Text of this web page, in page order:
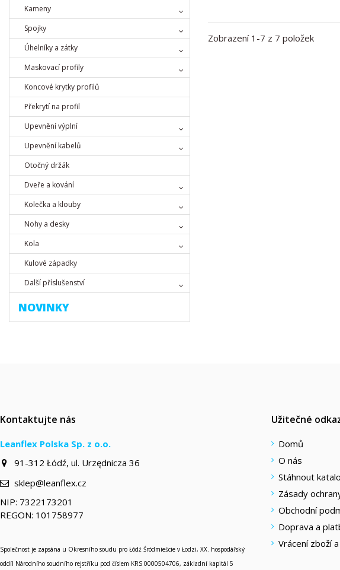
Zobrazení 1-7 z 7 položek
Kameny
Spojky
Úhelníky a zátky
Maskovací profily
Koncové krytky profilů
Překrytí na profil
Upevnění výplní
Upevnění kabelů
Otočný držák
Dveře a kování
Kolečka a klouby
Nohy a desky
Kola
Kulové západky
Další příslušenství
NOVINKY
Kontaktujte nás
Leanflex Polska Sp. z o.o.
91-312 Łódź, ul. Urzędnicza 36
sklep@leanflex.cz
NIP: 7322173201
REGON: 101758977
Společnost je zapsána u Okresního soudu pro Łódź Śródmieście v Łodzi, XX. hospodářský
oddíl Národního soudního rejstříku pod číslem KRS 0000504706, základní kapitál 5
Užitečné
Domů
O nás
Stáhnout
Zásady
Obchodní
Doprava a
Vrácení zboží